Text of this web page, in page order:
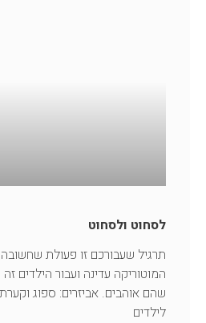
לסחוט ולסחוט
תרגיל שעבורכם זו פעולת
המוטוריקה עדינה ועבור הילדים
שהם אוהבים. אביזרים: ספוג
לילדים